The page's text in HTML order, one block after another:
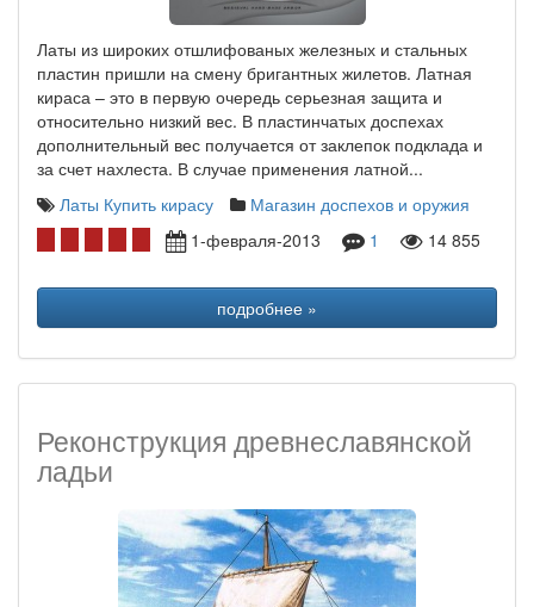
Латы из широких отшлифованых железных и стальных
пластин пришли на смену бригантных жилетов. Латная
кираса – это в первую очередь серьезная защита и
относительно низкий вес. В пластинчатых доспехах
дополнительный вес получается от заклепок подклада и
за счет нахлеста. В случае применения латной...
Латы Купить кирасу
Магазин доспехов и оружия
1-февраля-2013
1 14 855
подробнее »
Реконструкция древнеславянской
ладьи